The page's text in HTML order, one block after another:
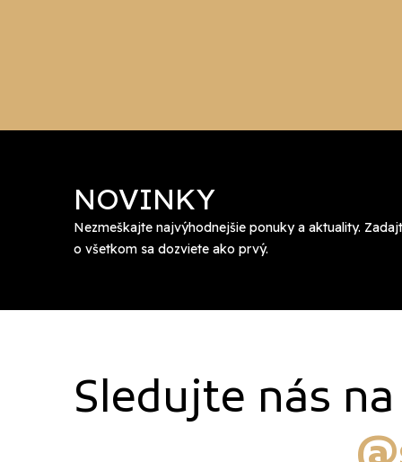
NOVINKY
Nezmeškajte najvýhodnejšie ponuky a aktuality.
o všetkom sa dozviete ako prvý.
Sledujte nás